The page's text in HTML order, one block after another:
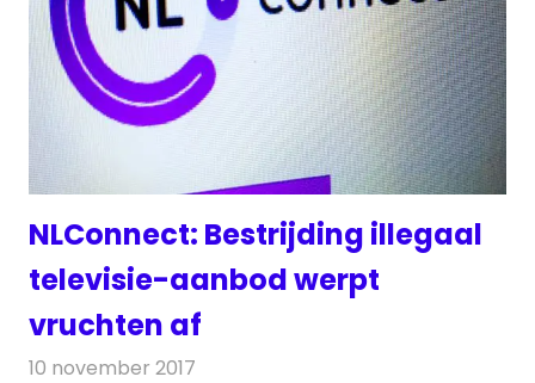
NLConnect: Bestrijding illegaal
televisie-aanbod werpt
vruchten af
10 november 2017